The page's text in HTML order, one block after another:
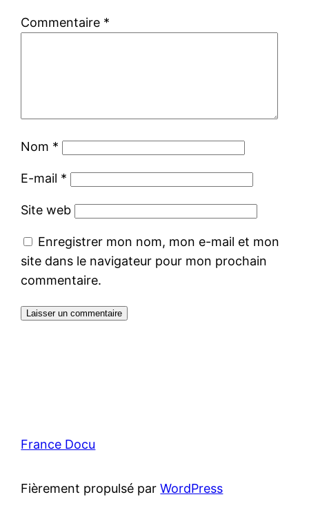
Commentaire *
Nom *
E-mail *
Site web
Enregistrer mon nom, mon e-mail et mon
site dans le navigateur pour mon prochain
commentaire.
France Docu
Fièrement propulsé parWordPress